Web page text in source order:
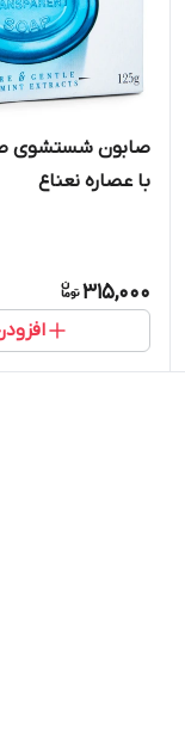
با عصاره نعناع
315,000